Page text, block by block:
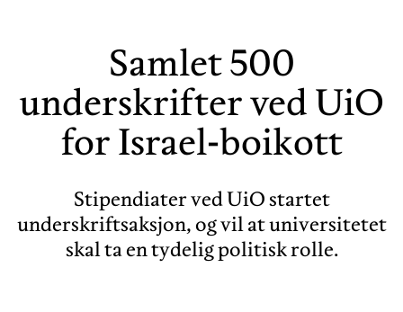
Samlet 500
underskrifter ved UiO
for Israel-boikott
Stipendiater ved UiO startet
underskriftsaksjon, og vil at universitetet
skal ta en tydelig politisk rolle.